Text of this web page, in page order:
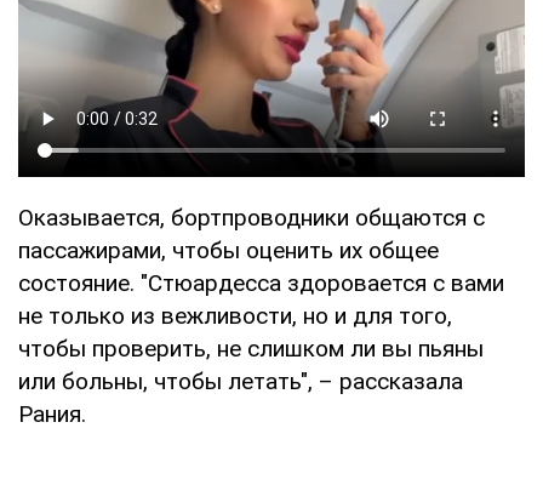
Оказывается, бортпроводники общаются с
пассажирами, чтобы оценить их общее
состояние. "Стюардесса здоровается с вами
не только из вежливости, но и для того,
чтобы проверить, не слишком ли вы пьяны
или больны, чтобы летать", – рассказала
Рания.